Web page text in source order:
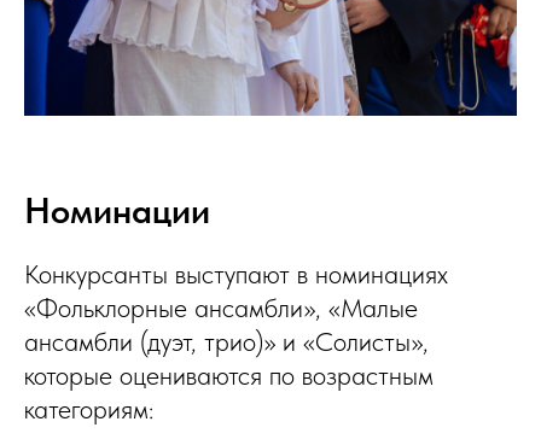
Номинации
Конкурсанты выступают в номинациях
«Фольклорные ансамбли», «Малые
ансамбли (дуэт, трио)» и «Солисты»,
которые оцениваются по возрастным
категориям: